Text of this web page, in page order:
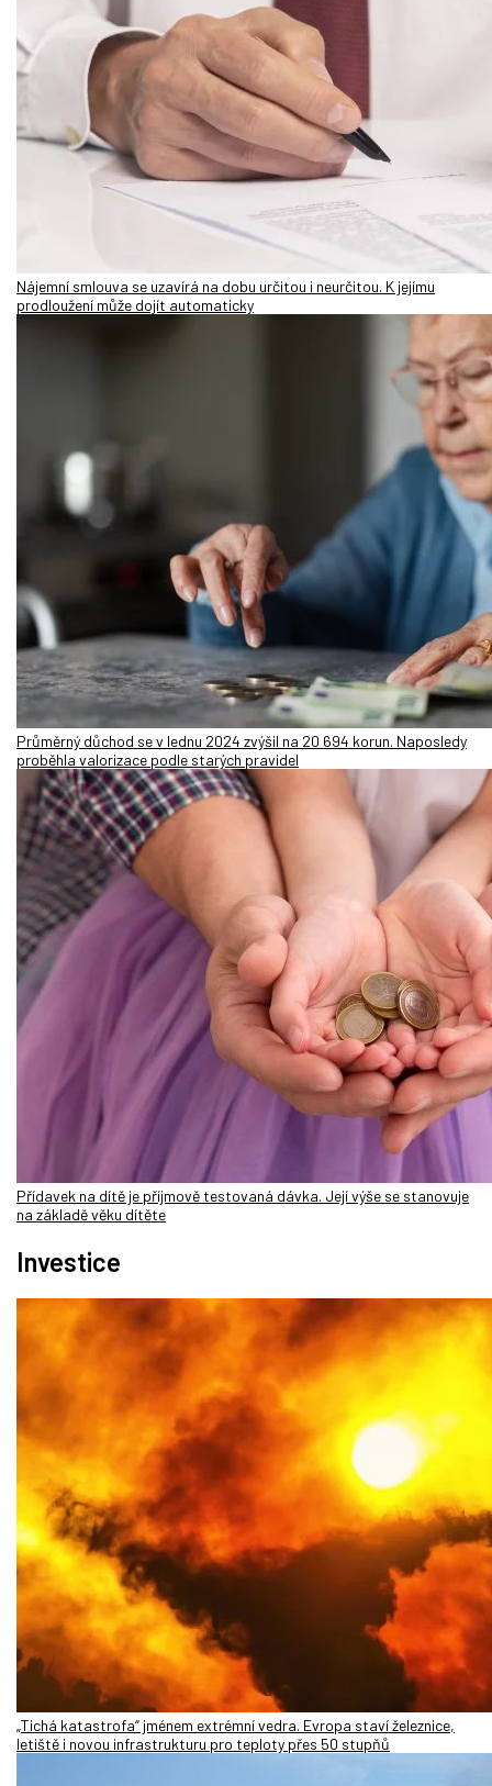
Nájemní smlouva se uzavírá na dobu určitou i neurčitou. K jejímu
prodloužení může dojít automaticky
Průměrný důchod se v lednu 2024 zvýšil na 20 694 korun. Naposledy
proběhla valorizace podle starých pravidel
Přídavek na dítě je příjmově testovaná dávka. Její výše se stanovuje
na základě věku dítěte
Investice
„Tichá katastrofa“ jménem extrémní vedra. Evropa staví železnice,
letiště i novou infrastrukturu pro teploty přes 50 stupňů